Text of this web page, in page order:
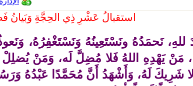
استقبالُ عَشْرِ ذِي الحِجَّةِ وَبَيانُ
للهِ، نَحمَدُهُ ونَسْتَعِينُهُ وَنَسْتَغْفِرُهُ،
مَنْ يَهْدِهِ اللهُ فَلا مُضِلَّ لَه، وَمَنْ يُضلِلْ
لا شَرِيكَ لَهُ، وَأَشْهَدُ أَنَّ مُحَمَّدًا عَبْدُهُ